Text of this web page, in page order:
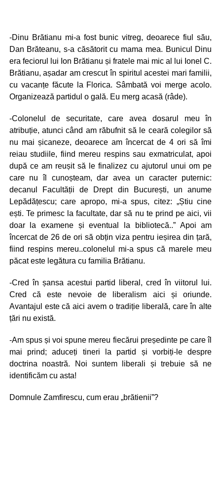
-Dinu Brătianu mi-a fost bunic vitreg, deoarece fiul său,
Dan Brăteanu, s-a căsătorit cu mama mea. Bunicul Dinu
era feciorul lui Ion Brătianu și fratele mai mic al lui Ionel C.
Brătianu, așadar am crescut în spiritul acestei mari familii,
cu vacanțe făcute la Florica. Sâmbată voi merge acolo.
Organizează partidul o gală. Eu merg acasă (râde).
-Colonelul de securitate, care avea dosarul meu în
atribuție, atunci când am răbufnit să le ceară colegilor să
nu mai șicaneze, deoarece am încercat de 4 ori să îmi
reiau studiile, fiind mereu respins sau exmatriculat, apoi
după ce am reușit să le finalizez cu ajutorul unui om pe
care nu îl cunoșteam, dar avea un caracter puternic:
decanul Facultății de Drept din București, un anume
Lepădățescu; care apropo, mi-a spus, citez: „Știu cine
ești. Te primesc la facultate, dar să nu te prind pe aici, vii
doar la examene și eventual la bibliotecă..” Apoi am
încercat de 26 de ori să obțin viza pentru ieșirea din țară,
fiind respins mereu..colonelul mi-a spus că marele meu
păcat este legătura cu familia Brătianu.
-Cred în șansa acestui partid liberal, cred în viitorul lui.
Cred că este nevoie de liberalism aici și oriunde.
Avantajul este că aici avem o tradiție liberală, care în alte
țări nu există.
-Am spus și voi spune mereu fiecărui președinte pe care îl
mai prind; aduceți tineri la partid și vorbiți-le despre
doctrina noastră. Noi suntem liberali și trebuie să ne
identificăm cu asta!
Domnule Zamfirescu, cum erau „brătienii”?